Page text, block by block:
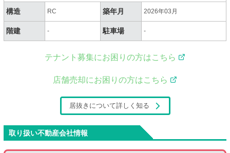
構造 RC 築年月 2026年03月
階建 - 駐車場 -
テナント募集にお困りの方はこちら
店舗売却にお困りの方はこちら
居抜きについて詳しく知る
取り扱い不動産会社情報